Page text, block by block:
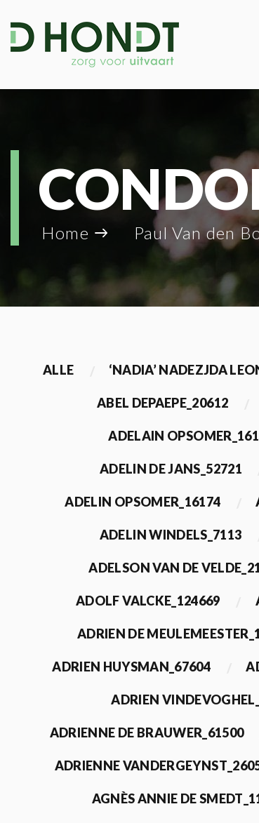
Home Paul Van den
ALLE ‘NADIA’ NADEZJDA
ABEL DEPAEPE_20612
ADELAIN
ADELIN DE JANS_52721
ADELIN OPSOMER_16174
ADELIN WINDELS_7113
ADELSON VAN DE
ADOLF VALCKE_124669
ADRIEN DE
ADRIEN HUYSMAN_67604
ADRIEN
ADRIENNE DE BRAUWER_61500
ADRIENNE
AGNÈS ANNIE DE